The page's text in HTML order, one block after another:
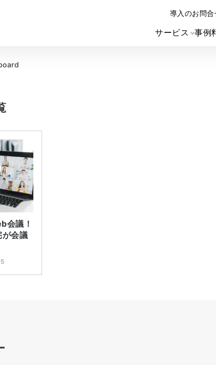
サービス 事例
導入のお問合
会議！
会議